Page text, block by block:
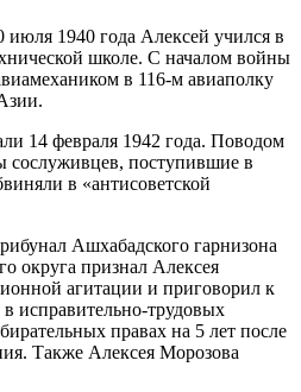
июля 1940 года Алексей учился в
школе. С началом войны
в 116-м авиаполку
14 февраля 1942 года. Поводом
сослуживцев, поступившие в
в «антисоветской
Ашхабадского гарнизона
округа признал Алексея
агитации и приговорил к
исправительно-трудовых
правах на 5 лет после
Также Алексея Морозова